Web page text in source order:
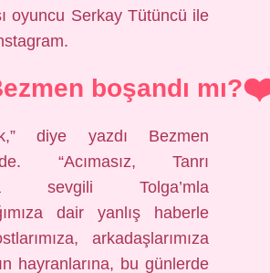
oyuncu Serkay Tütüncü ile
boşandı mı?
diye yazdı Bezmen
“Acımasız, Tanrı
sevgili Tolga’mla
dair yanlış haberle
arkadaşlarımıza
hayranlarına, bu günlerde